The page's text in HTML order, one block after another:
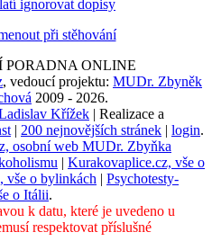
PORADNA ONLINE
, vedoucí projektu: MUDr. Zbyněk
2009 - 2026.
Křížek | Realizace a
| 200 nejnovějších stránek | login.
osobní web MUDr. Zbyňka
| Kurakovaplice.cz, vše o
vše o bylinkách | Psychotesty-
o Itálii.
k datu, které je uvedeno u
respektovat příslušné